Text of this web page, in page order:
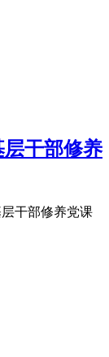
层干部修养
干部修养党课